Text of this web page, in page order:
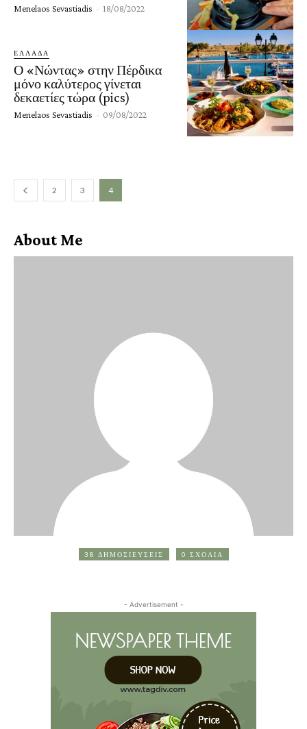
Menelaos Sevastiadis - 18/08/2022
ΕΛΛΑΔΑ
Ο «Νώντας» στην Πέρδικα
μόνο καλύτερος γίνεται
δεκαετίες τώρα (pics)
Menelaos Sevastiadis - 09/08/2022
2 3 4
About Me
38 ΔΗΜΟΣΙΕΥΣΕΙΣ 0 ΣΧΟΛΙΑ
- Advertisement -